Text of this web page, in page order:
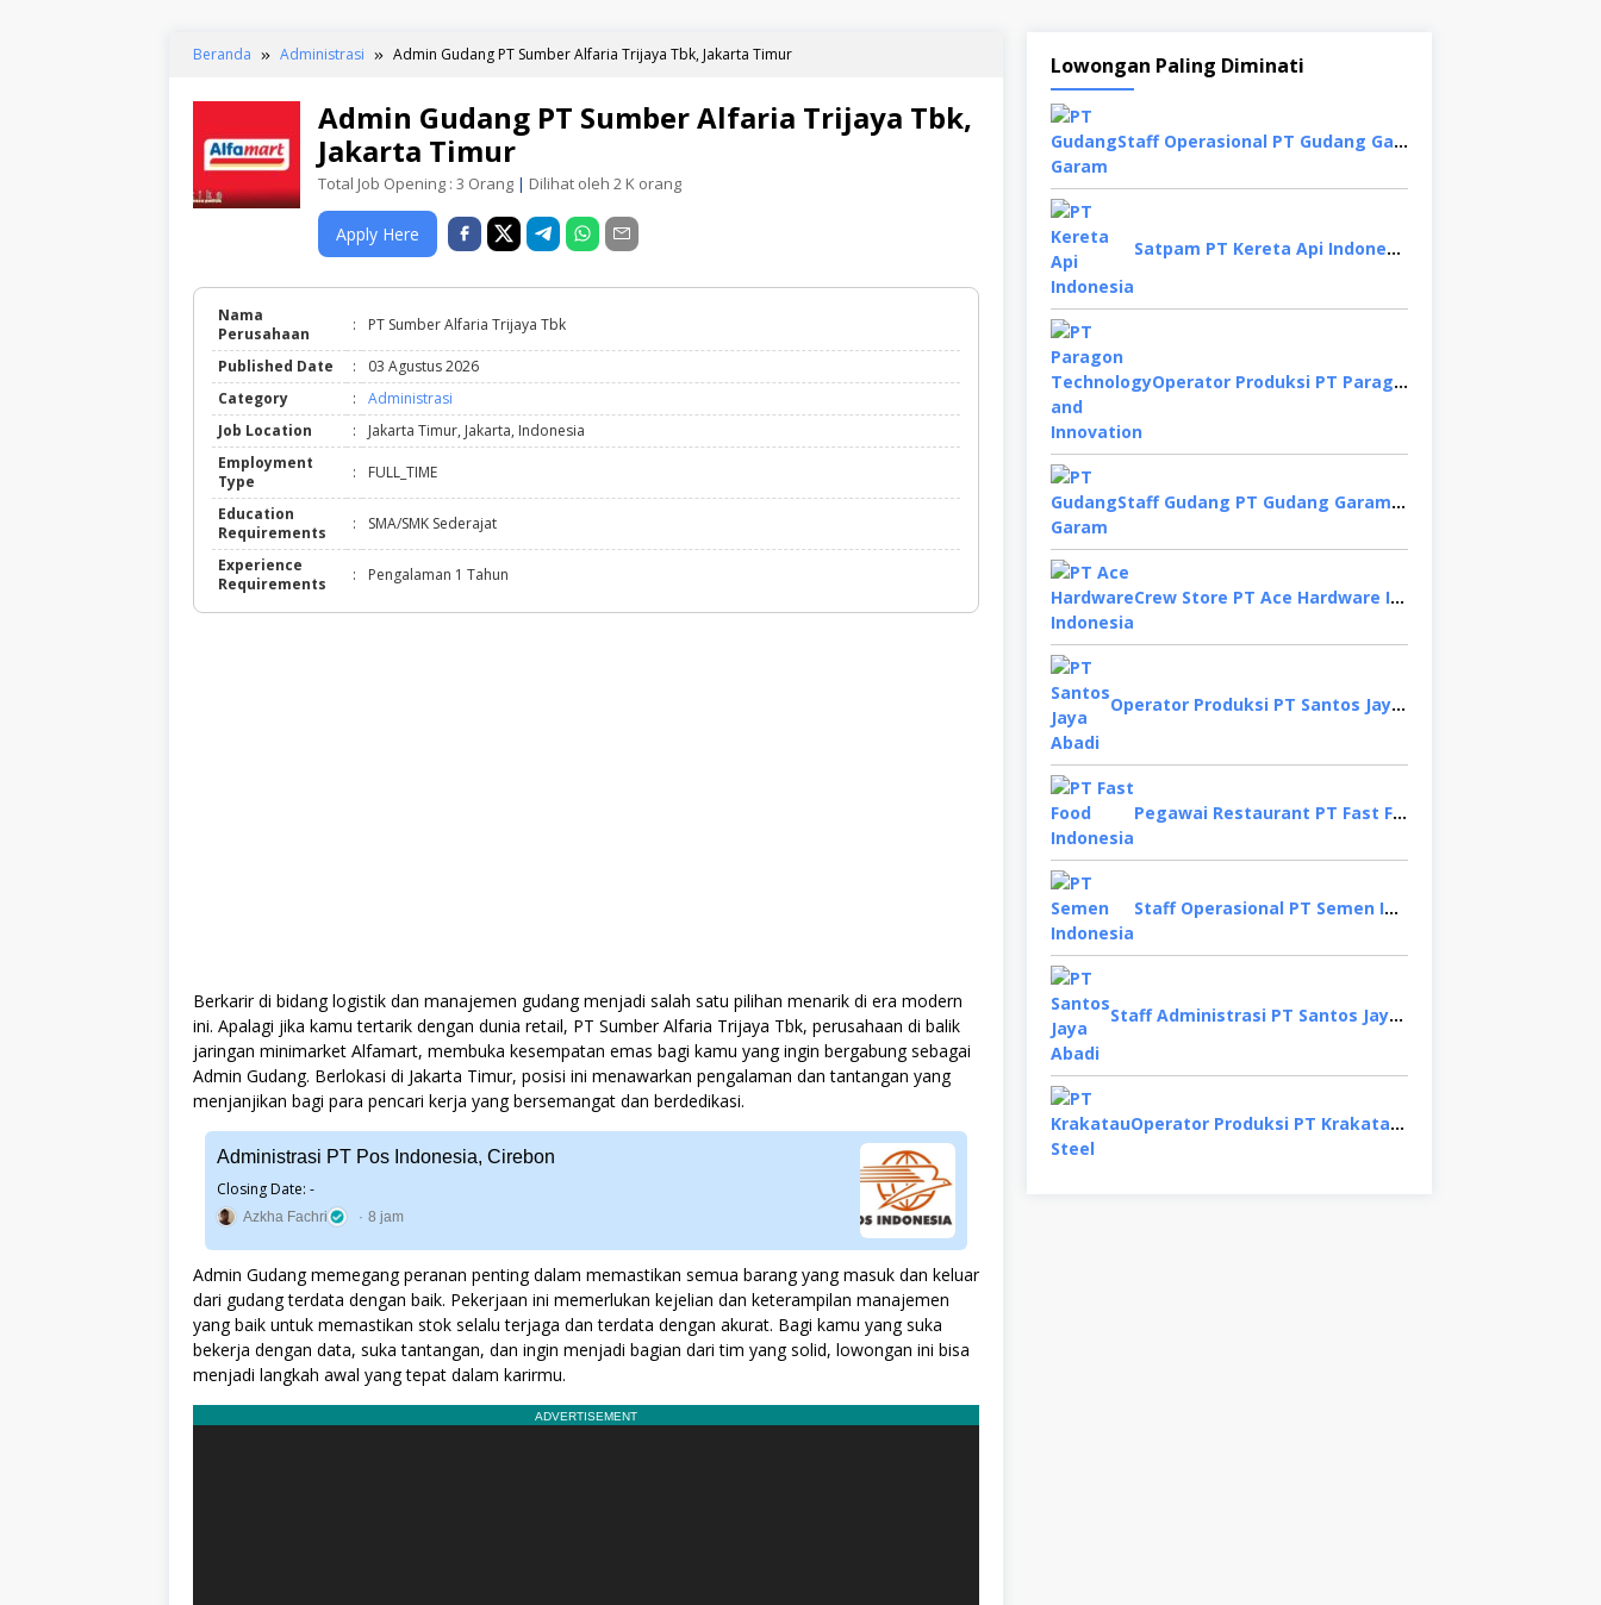
Beranda Administrasi Admin Gudang PT Sumber Alfaria Trijaya Tbk, Jakarta Timur
Admin Gudang PT Sumber Alfaria Trijaya Tbk,
Jakarta Timur
Total Job Opening : 3 Orang | Dilihat oleh 2 K orang
Apply Here
Nama
Perusahaan
: PT Sumber Alfaria Trijaya Tbk
Published Date :
03 Agustus 2026
Category
:
Administrasi
Job Location
:
Jakarta Timur, Jakarta, Indonesia
Employment
Type
: FULL_TIME
Education
Requirements
: SMA/SMK Sederajat
Experience
Requirements
: Pengalaman 1 Tahun
Berkarir di bidang logistik dan manajemen gudang menjadi salah satu pilihan menarik di era modern
ini. Apalagi jika kamu tertarik dengan dunia retail, PT Sumber Alfaria Trijaya Tbk, perusahaan di balik
jaringan minimarket Alfamart, membuka kesempatan emas bagi kamu yang ingin bergabung sebagai
Admin Gudang. Berlokasi di Jakarta Timur, posisi ini menawarkan pengalaman dan tantangan yang
menjanjikan bagi para pencari kerja yang bersemangat dan berdedikasi.
Administrasi PT Pos Indonesia, Cirebon
Closing Date: -
Azkha Fachri 8 jam
Admin Gudang memegang peranan penting dalam memastikan semua barang yang masuk dan keluar
dari gudang terdata dengan baik. Pekerjaan ini memerlukan kejelian dan keterampilan manajemen
yang baik untuk memastikan stok selalu terjaga dan terdata dengan akurat. Bagi kamu yang suka
bekerja dengan data, suka tantangan, dan ingin menjadi bagian dari tim yang solid, lowongan ini bisa
menjadi langkah awal yang tepat dalam karirmu.
Lowongan Paling Diminati
Staff Operasional PT Gudang Garam, Sidoarjo
Satpam PT Kereta Api Indonesia,Bogor
Operator Produksi PT Paragon Technology and Innovation, Tangerang
Staff Gudang PT Gudang Garam, Kediri
Crew Store PT Ace Hardware Indonesia, Bekasi
Operator Produksi PT Santos Jaya Abadi, Semarang
Pegawai Restaurant PT Fast Food Indonesia, Surabaya
Staff Operasional PT Semen Indonesia, Tuban
Staff Administrasi PT Santos Jaya Abadi, Sidoarjo
Operator Produksi PT Krakatau Steel, Binjai